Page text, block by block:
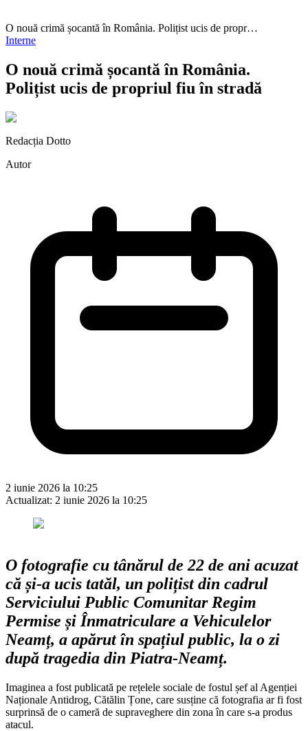
O nouă crimă șocantă în România. Polițist ucis de propr…
Interne
O nouă crimă șocantă în România.
Polițist ucis de propriul fiu în stradă
Redacția Dotto
Autor
2 iunie 2026 la 10:25
Actualizat: 2 iunie 2026 la 10:25
O fotografie cu tânărul de 22 de ani acuzat
că și-a ucis tatăl, un polițist din cadrul
Serviciului Public Comunitar Regim
Permise și Înmatriculare a Vehiculelor
Neamț, a apărut în spațiul public, la o zi
după tragedia din Piatra-Neamț.
Imaginea a fost publicată pe rețelele sociale de fostul șef al Agenției
Naționale Antidrog, Cătălin Țone, care susține că fotografia ar fi fost
surprinsă de o cameră de supraveghere din zona în care s-a produs
atacul.